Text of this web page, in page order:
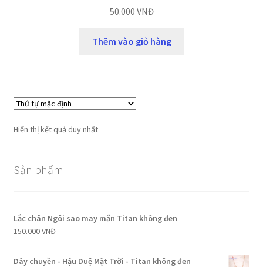
50.000 VNĐ
Thêm vào giỏ hàng
Hiển thị kết quả duy nhất
Sản phẩm
Lắc chân Ngôi sao may mắn Titan không đen
150.000VNĐ
Dây chuyền - Hậu Duệ Mặt Trời - Titan không đen